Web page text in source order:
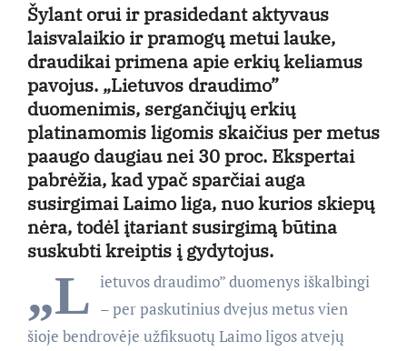
Šylant orui ir prasidedant aktyvaus
laisvalaikio ir pramogų metui lauke,
draudikai primena apie erkių keliamus
pavojus. „Lietuvos draudimo”
duomenimis, sergančiųjų erkių
platinamomis ligomis skaičius per metus
paaugo daugiau nei 30 proc. Ekspertai
pabrėžia, kad ypač sparčiai auga
susirgimai Laimo liga, nuo kurios skiepų
nėra, todėl įtariant susirgimą būtina
suskubti kreiptis į gydytojus.
„L ietuvos draudimo” duomenys iškalbingi
– per paskutinius dvejus metus vien
šioje bendrovėje užfiksuotų Laimo ligos atvejų